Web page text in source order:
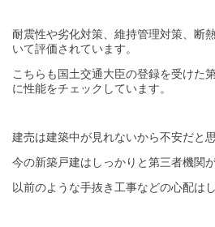
耐震性や劣化対策、維持管理対策、断
いて評価されています。
こちらも国土交通大臣の登録を受けた
に性能をチェックしています。
建売は建築中が見れないから不安だと
今の新築戸建はしっかりと第三者機関
以前のような手抜き工事などの心配は